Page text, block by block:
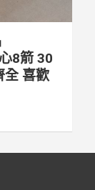
8箭 30
全 喜歡